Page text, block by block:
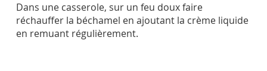
Dans une casserole, sur un feu doux faire
réchauffer la béchamel en ajoutant la crème liquide
en remuant régulièrement.